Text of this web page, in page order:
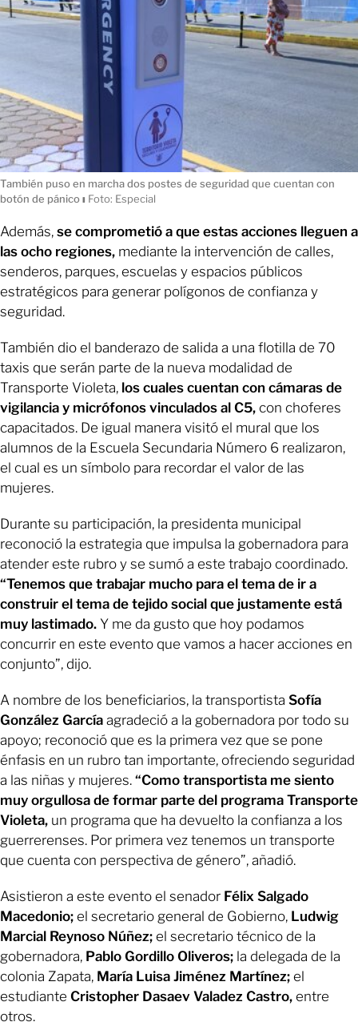
También puso en marcha dos postes de seguridad que cuentan con
botón de pánicoı Foto: Especial
Además, se comprometió a que estas acciones lleguen a
las ocho regiones, mediante la intervención de calles,
senderos, parques, escuelas y espacios públicos
estratégicos para generar polígonos de confianza y
seguridad.
También dio el banderazo de salida a una flotilla de 70
taxis que serán parte de la nueva modalidad de
Transporte Violeta, los cuales cuentan con cámaras de
vigilancia y micrófonos vinculados al C5, con choferes
capacitados. De igual manera visitó el mural que los
alumnos de la Escuela Secundaria Número 6 realizaron,
el cual es un símbolo para recordar el valor de las
mujeres.
Durante su participación, la presidenta municipal
reconoció la estrategia que impulsa la gobernadora para
atender este rubro y se sumó a este trabajo coordinado.
“Tenemos que trabajar mucho para el tema de ir a
construir el tema de tejido social que justamente está
muy lastimado. Y me da gusto que hoy podamos
concurrir en este evento que vamos a hacer acciones en
conjunto”, dijo.
A nombre de los beneficiarios, la transportista Sofía
González García agradeció a la gobernadora por todo su
apoyo; reconoció que es la primera vez que se pone
énfasis en un rubro tan importante, ofreciendo seguridad
a las niñas y mujeres. “Como transportista me siento
muy orgullosa de formar parte del programa Transporte
Violeta, un programa que ha devuelto la confianza a los
guerrerenses. Por primera vez tenemos un transporte
que cuenta con perspectiva de género”, añadió.
Asistieron a este evento el senador Félix Salgado
Macedonio; el secretario general de Gobierno, Ludwig
Marcial Reynoso Núñez; el secretario técnico de la
gobernadora, Pablo Gordillo Oliveros; la delegada de la
colonia Zapata, María Luisa Jiménez Martínez; el
estudiante Cristopher Dasaev Valadez Castro, entre
otros.